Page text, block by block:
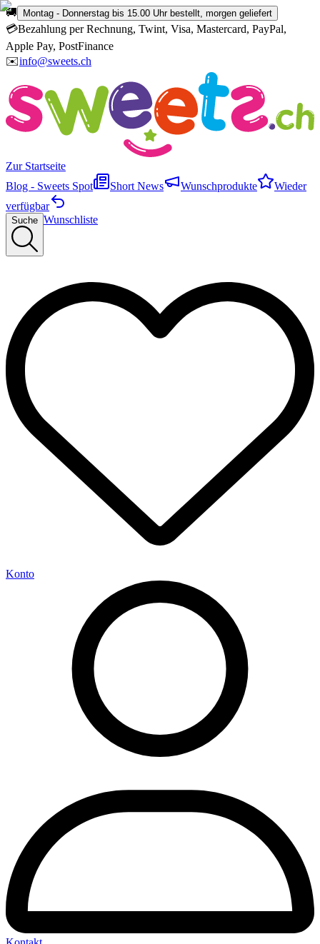
🚚 Montag - Donnerstag bis 15.00 Uhr bestellt, morgen geliefert
💳Bezahlung per Rechnung, Twint, Visa, Mastercard, PayPal,
Apple Pay, PostFinance
✉️info@sweets.ch
Zur Startseite
Blog - Sweets Spot
Short News Wunschprodukte
Wieder
verfügbar
Suche Wunschliste
Konto